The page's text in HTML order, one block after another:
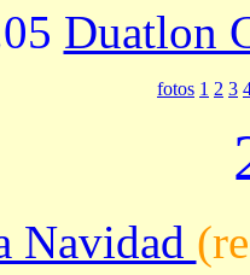
Duatlon
fotos 1 2 3
Navidad